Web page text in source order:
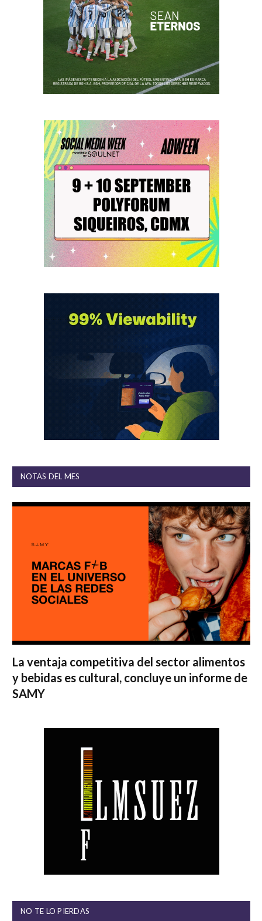
NOTAS DEL MES
La ventaja competitiva del sector alimentos
y bebidas es cultural, concluye un informe de
SAMY
NO TE LO PIERDAS